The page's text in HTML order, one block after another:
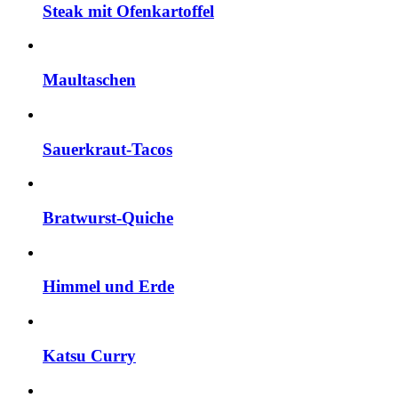
Steak mit Ofenkartoffel
Maultaschen
Sauerkraut-Tacos
Bratwurst-Quiche
Himmel und Erde
Katsu Curry